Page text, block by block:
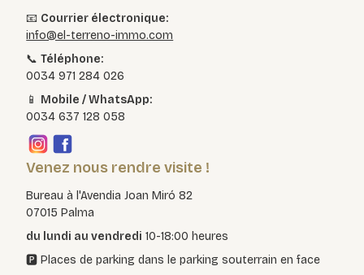
📧 Courrier électronique:
info@el-terreno-immo.com
📞Téléphone:
0034 971 284 026
📱 Mobile / WhatsApp:
0034 637 128 058
Venez nous rendre visite !
Bureau à l'Avendia Joan Miró 82
07015 Palma
du lundi au vendredi 10-18:00 heures
🅿️ Places de parking dans le parking souterrain en face